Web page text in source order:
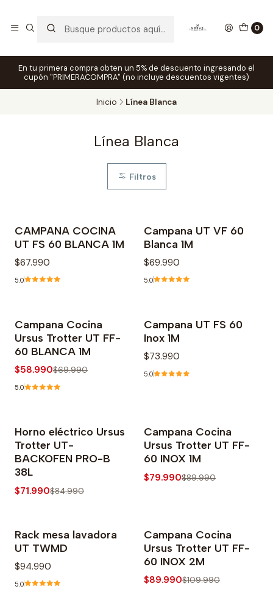
0
En tu primera compra obten un 5% de descuento ingresando el
cupón "PRIMERACOMPRA" (no incluye descuentos vigentes)
Inicio Línea Blanca
Línea Blanca
Filtros
Agotado
CAMPANA COCINA
UT FS 60 BLANCA 1M
$67.990
5.0
Campana UT VF 60
Blanca 1M
$69.990
5.0
-16% OFF
Campana Cocina
Ursus Trotter UT FF-
60 BLANCA 1M
$58.990$69.990
5.0
Agotado
Campana UT FS 60
Inox 1M
$73.990
5.0
-15% OFF
Horno eléctrico Ursus
Trotter UT-
BACKOFEN PRO-B
38L
$71.990$84.990
-11% OFF
Campana Cocina
Ursus Trotter UT FF-
60 INOX 1M
$79.990$89.990
Rack mesa lavadora
UT TWMD
$94.990
5.0
-18% OFF
Campana Cocina
Ursus Trotter UT FF-
60 INOX 2M
$89.990$109.990